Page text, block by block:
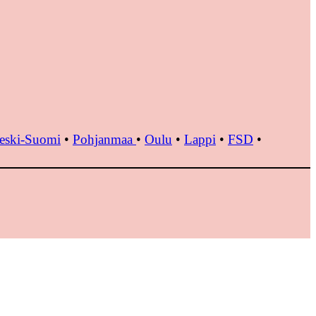
Suomi • Pohjanmaa • Oulu • Lappi • FSD •